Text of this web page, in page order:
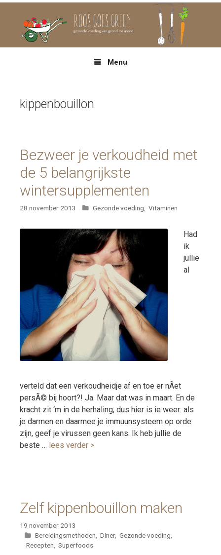
Menu
kippenbouillon
Bezweer je verkoudheid met
de 5 belangrijkste
wintersupplementen
28 november 2013 Categorieën
Gezonde voeding, Vitaminen
Had
ik
jullie
al
verteld dat een verkoudheidje af en toe er nÃ­et
persÃ© bij hoort?! Ja. Maar dat was in maart. En de
kracht zit ‘m in de herhaling, dus hier is ie weer: als
je darmen en daarmee je immuunsysteem op orde
zijn, geef je virussen geen kans. Ik heb jullie de
beste … lees verder >
Zelf kippenbouillon maken
19 november 2013
Categorieën
Bereidingsmethoden, Diner, Gezonde voeding,
Recepten, Superfoods